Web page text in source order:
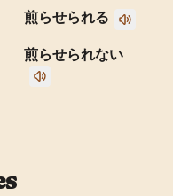
煎らせられる
煎らせられない